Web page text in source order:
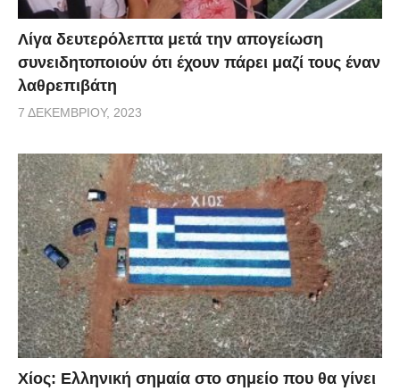
Λίγα δευτερόλεπτα μετά την απογείωση
συνειδητοποιούν ότι έχουν πάρει μαζί τους έναν
λαθρεπιβάτη
7 ΔΕΚΕΜΒΡΊΟΥ, 2023
Χίος: Eλληνική σημαία στο σημείο που θα γίνει